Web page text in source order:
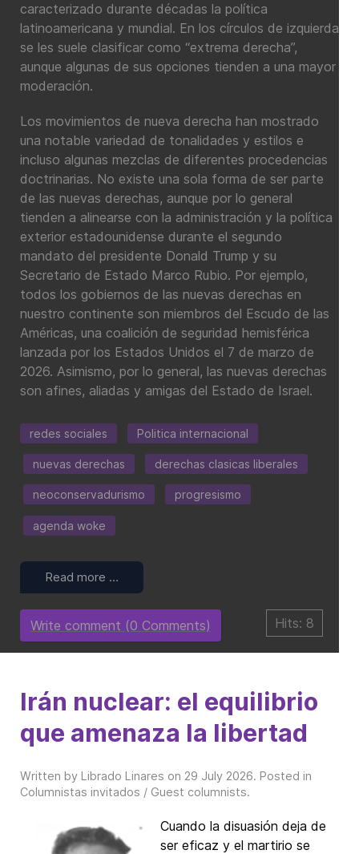
caracterizado durante décadas la política
latinoamericana y mundial. En los círculos de izquierda
se les suele clasificar como “extrema derecha”,
aunque algunas de sus opciones tienden a una mayor
moderación.
Los movimientos de nueva derecha han mostrado
una notable variedad de tonalidades y estilos e
incluso algunas mezclas de diferentes procedencias
doctrinarias. No existe una sola forma de ser parte
de las nuevas derechas, aunque por lo general
tienden a alinearse con la administración y la política
exterior estadounidense durante el segundo
mandato del presidente Donald Trump y su
Secretario de Estado Marco Rubio. Por ejemplo,
todos los gobiernos de las nuevas derechas en
nuestro continente son miembros del Escudo de las
Américas, una coalición de seguridad hemisférica
lanzada por los Estados Unidos el 7 de marzo de
2026. Asimismo, por lo general, las nuevas derechas
son afines, aliadas y amigas del Estado de Israel.
redes sociales Politica internacional
nuevas derechas derechas clasicas liberales
neoconservadurismo progresismo
agenda woke
Read more …
Hits: 8
Write comment (0 Comments)
Irán nuclear: el equilibrio
que amenaza la libertad
Written by Librado Linares on 29 July 2026. Posted in
Columnistas invitados / Guest columnists.
Cuando la disuasión deja de
ser eficaz y el martirio se